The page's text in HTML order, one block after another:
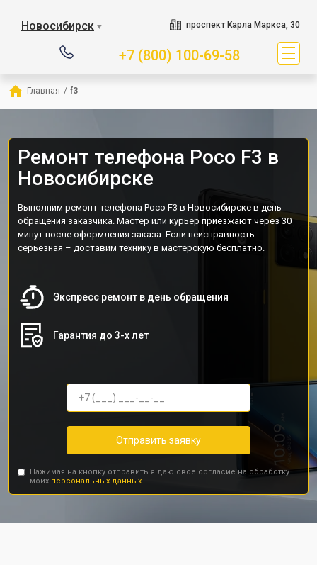
Новосибирск ▼ проспект Карла Маркса, 30
+7 (800) 100-69-58
Главная / f3
Ремонт телефона Poco F3 в
Новосибирске
Выполним ремонт телефона Poco F3 в Новосибирске в день
обращения заказчика. Мастер или курьер приезжают через 30
минут после оформления заказа. Если неисправность
серьезная – доставим технику в мастерскую бесплатно.
Экспресс ремонт в день обращения
Гарантия до 3-х лет
Отправить заявку
Нажимая на кнопку отправить я даю свое согласие на обработку
моих персональных данных.